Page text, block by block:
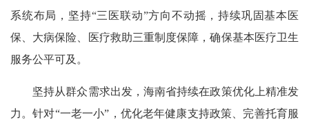
系统布局，坚持“三医联动”方向不动摇，持续巩固基本医
保、大病保险、医疗救助三重制度保障，确保基本医疗卫生
服务公平可及。
坚持从群众需求出发，海南省持续在政策优化上精准发
力。针对“一老一小”，优化老年健康支持政策、完善托育服